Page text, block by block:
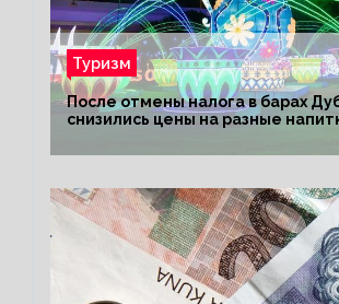
Туризм
После отмены налога в барах
снизились цены на разные